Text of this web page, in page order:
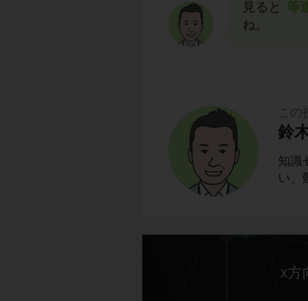
見ると
等
ね。
この
鈴
知識
い、
x方